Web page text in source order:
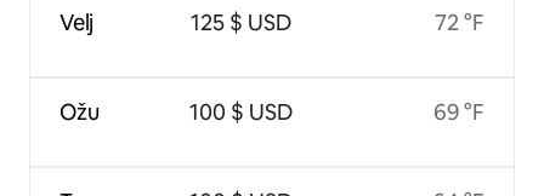
Velj
Ožu
125 $ USD
100 $ USD
72 °F
69 °F